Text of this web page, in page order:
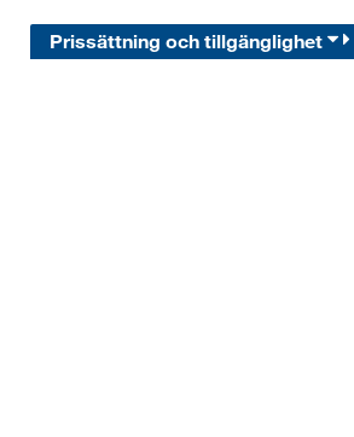
Prissättning och tillgänglighet